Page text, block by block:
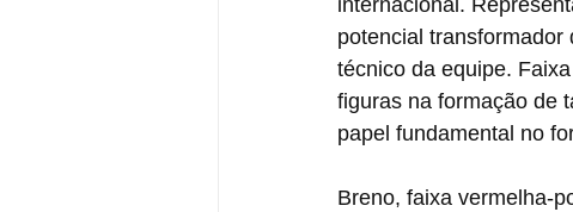
internacional.
potencial
técnico da equipe.
figuras na formação de
papel fundamental no
Breno, faixa vermelha-